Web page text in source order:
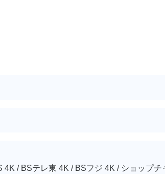
/ BSテレ東 4K / BSフジ 4K / ショップチ